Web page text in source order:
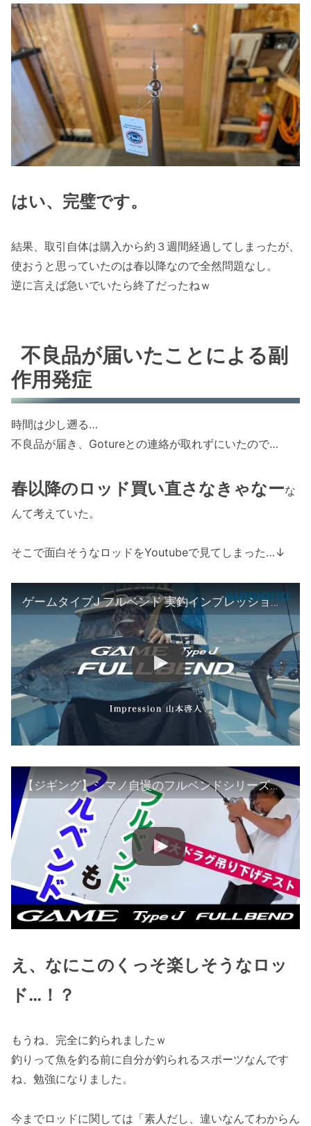
はい、完璧です。
結果、取引自体は購入から約３週間経過してしまったが、
使おうと思っていたのは春以降なので全然問題なし。
逆に言えば急いでいたら終了だったねｗ
不良品が届いたことによる副
作用発症
時間は少し遡る…
不良品が届き、Gotureとの連絡が取れずにいたので…
春以降のロッド買い直さなきゃなーな
んて考えていた。
そこで面白そうなロッドをYoutubeで見てしまった…↓
ゲームタイプJ フルベンド 実釣インプレッション / 山本啓人【常識を打破するフルソリッド・ジギングロッド】
【ジギング】シマノ自慢のフルベンドシリーズにゲームタイプJが登場！！ソリッドロッドはこう使え！！【山本啓人】
え、なにこのくっそ楽しそうなロッ
ド…！？
もうね、完全に釣られましたｗ
釣りって魚を釣る前に自分が釣られるスポーツなんです
ね、勉強になりました。
今までロッドに関しては「素人だし、違いなんてわからん